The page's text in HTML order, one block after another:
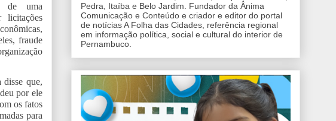
de uma
licitações
fraude
disse que,
por ele
os fatos
para
Pedra, Itaíba e Belo Jardim. Fundador da Ânima
Comunicação e Conteúdo e criador e editor do portal
de notícias A Folha das Cidades, referência regional
em informação política, social e cultural do interior de
Pernambuco.